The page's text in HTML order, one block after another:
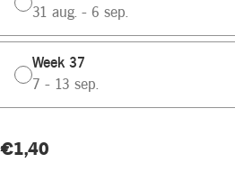
31 aug. - 6 sep.
Week 37
7 - 13 sep.
Huidige
Product
€1,40